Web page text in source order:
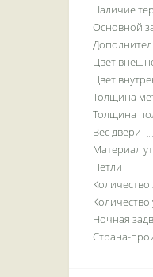
Наличие
Основной
Цвет
Цвет
Толщина
Толщина
Вес двери
Материал
Петли
Количество
Ночная
Страна-